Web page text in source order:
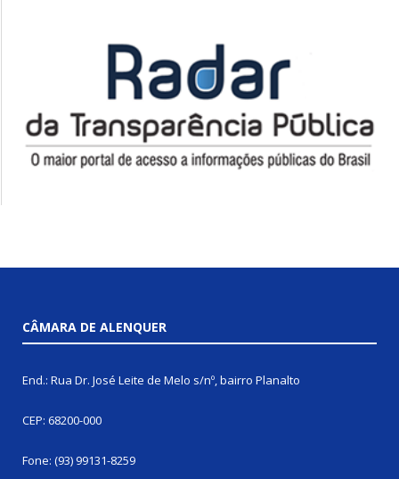
CÂMARA DE ALENQUER
End.: Rua Dr. José Leite de Melo s/nº, bairro Planalto
CEP: 68200-000
Fone: (93) 99131-8259